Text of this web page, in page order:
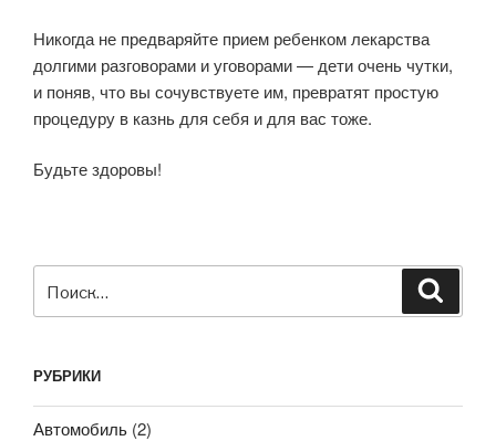
Никогда не предваряйте прием ребенком лекарства
долгими разговорами и уговорами — дети очень чутки,
и поняв, что вы сочувствуете им, превратят простую
процедуру в казнь для себя и для вас тоже.
Будьте здоровы!
РУБРИКИ
Автомобиль (2)